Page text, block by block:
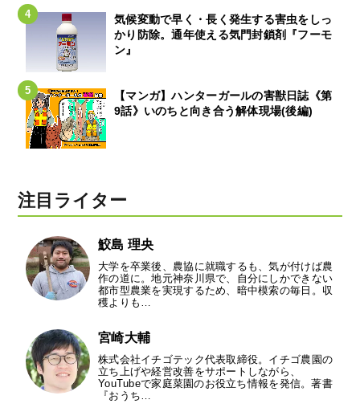
気候変動で早く・長く発生する害虫をしっ
かり防除。通年使える気門封鎖剤『フーモ
ン』
【マンガ】ハンターガールの害獣日誌《第
9話》いのちと向き合う解体現場(後編)
注目ライター
鮫島 理央
大学を卒業後、農協に就職するも、気が付けば農
作の道に。地元神奈川県で、自分にしかできない
都市型農業を実現するため、暗中模索の毎日。収
穫よりも…
宮崎大輔
株式会社イチゴテック代表取締役。イチゴ農園の
立ち上げや経営改善をサポートしながら、
YouTubeで家庭菜園のお役立ち情報を発信。著書
『おうち…